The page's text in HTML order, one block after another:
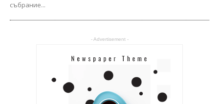
събрание...
- Advertisement -